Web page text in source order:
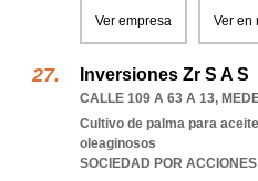
Ver empresa Ver en
Inversiones Zr S A S
CALLE 109 A 63 A 13,
Cultivo de palma para
oleaginosos
SOCIEDAD POR